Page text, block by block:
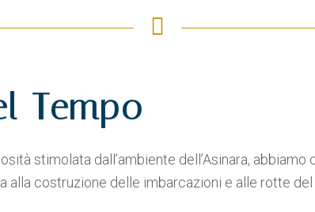
Tempo
stimolata dall’ambiente dell’Asinara, abbiamo
alla costruzione delle imbarcazioni e alle rotte del